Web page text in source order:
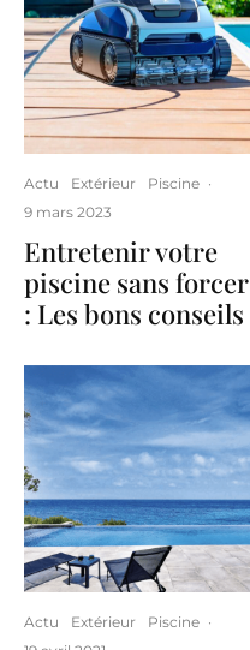
Actu Extérieur Piscine ·
9 mars 2023
Entretenir votre
piscine sans forcer
: Les bons conseils
Actu Extérieur Piscine ·